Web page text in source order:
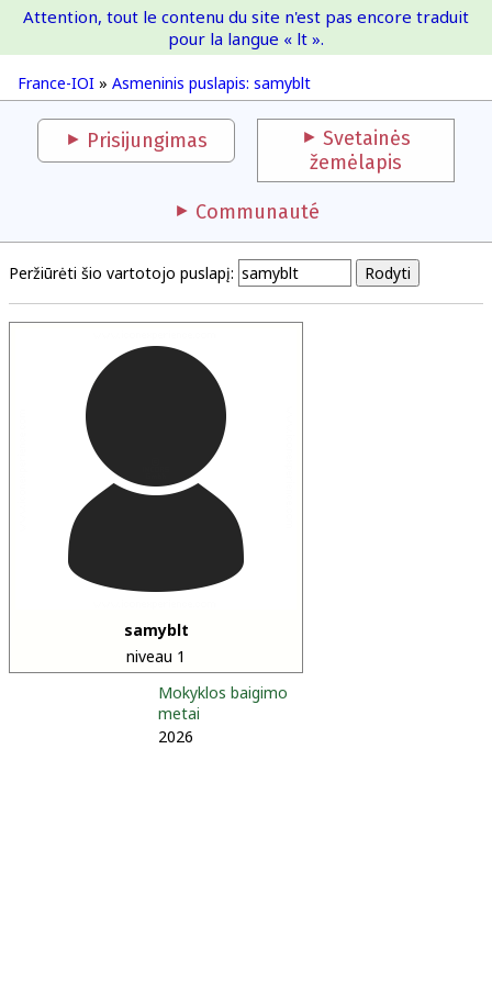
France-IOI
France-IOI » Asmeninis puslapis: samyblt
Attention, tout le contenu du site n'est pas encore traduit
pour la langue « lt ».
Prisijungimas
Svetainės
žemėlapis
Communauté
Peržiūrėti šio vartotojo puslapį:
samyblt
niveau 1
Mokyklos baigimo
metai
2026